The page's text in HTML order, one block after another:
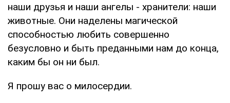
наши друзья и наши ангелы - хранители: наши
животные. Они наделены магической
способностью любить совершенно
безусловно и быть преданными нам до конца,
каким бы он ни был.
Я прошу вас о милосердии.